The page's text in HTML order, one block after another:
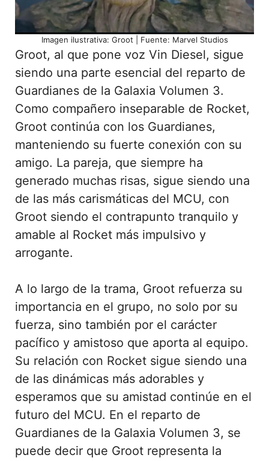
Imagen ilustrativa: Groot | Fuente: Marvel Studios
Groot, al que pone voz Vin Diesel, sigue
siendo una parte esencial del reparto de
Guardianes de la Galaxia Volumen 3.
Como compañero inseparable de Rocket,
Groot continúa con los Guardianes,
manteniendo su fuerte conexión con su
amigo. La pareja, que siempre ha
generado muchas risas, sigue siendo una
de las más carismáticas del MCU, con
Groot siendo el contrapunto tranquilo y
amable al Rocket más impulsivo y
arrogante.
A lo largo de la trama, Groot refuerza su
importancia en el grupo, no solo por su
fuerza, sino también por el carácter
pacífico y amistoso que aporta al equipo.
Su relación con Rocket sigue siendo una
de las dinámicas más adorables y
esperamos que su amistad continúe en el
futuro del MCU. En el reparto de
Guardianes de la Galaxia Volumen 3, se
puede decir que Groot representa la